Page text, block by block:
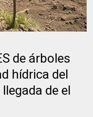
de árboles
hídrica del
de el